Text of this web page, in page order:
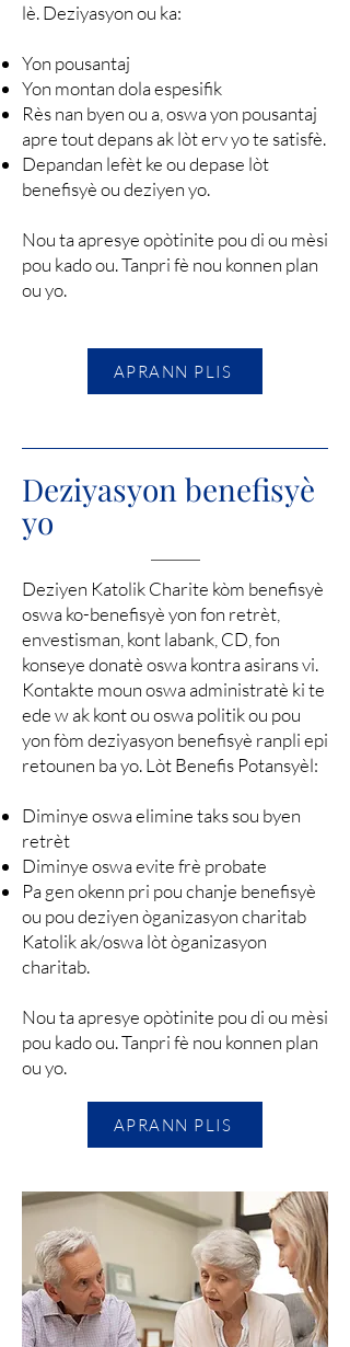
lè. Deziyasyon ou ka:
Yon pousantaj
Yon montan dola espesifik
Rès nan byen ou a, oswa yon pousantaj
apre tout depans ak lòt erv yo te satisfè.
Depandan lefèt ke ou depase lòt
benefisyè ou deziyen yo.
Nou ta apresye opòtinite pou di ou mèsi
pou kado ou. Tanpri fè nou konnen plan
ou yo.
APRANN PLIS
Deziyasyon benefisyè
yo
Deziyen Katolik Charite kòm benefisyè
oswa ko-benefisyè yon fon retrèt,
envestisman, kont labank, CD, fon
konseye donatè oswa kontra asirans vi.
Kontakte moun oswa administratè ki te
ede w ak kont ou oswa politik ou pou
yon fòm deziyasyon benefisyè ranpli epi
retounen ba yo. Lòt Benefis Potansyèl:
Diminye oswa elimine taks sou byen
retrèt
Diminye oswa evite frè probate
Pa gen okenn pri pou chanje benefisyè
ou pou deziyen òganizasyon charitab
Katolik ak/oswa lòt òganizasyon
charitab.
Nou ta apresye opòtinite pou di ou mèsi
pou kado ou. Tanpri fè nou konnen plan
ou yo.
APRANN PLIS